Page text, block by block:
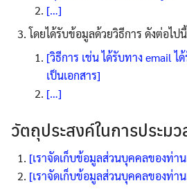
[…]
โดยได้รับข้อมูลด้วยวิธีการ ดังต่อไปนี้
[วิธีการ เช่น ได้รับทาง email
เป็นเอกสาร]
[…]
วัตถุประสงค์ในการประม
[เราจัดเก็บข้อมูลส่วนบุคคลของท่า
[เราจัดเก็บข้อมูลส่วนบุคคลของท่า